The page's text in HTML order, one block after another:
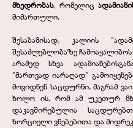
მხედრობას, რომელიც
მიმართული.
შესაბამისად, კალიის
შესაძლებლობაზე
არამედ სხვა
"მართვად იარაღად"
მოვიდნენ საცდურნი, მაგრამ
ხოლო ის, რომ ამ უკეთურ
დაკავშირებულია
ხორციელი ვნებებითა და